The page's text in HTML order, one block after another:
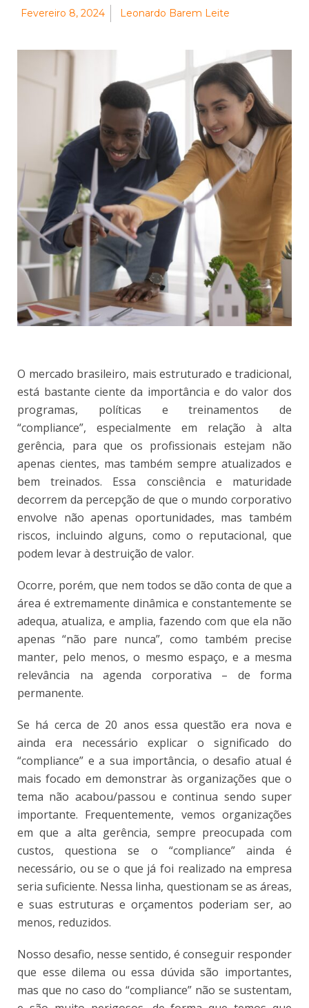
Fevereiro 8, 2024 Leonardo Barem Leite
O mercado brasileiro, mais estruturado e tradicional,
está bastante ciente da importância e do valor dos
programas, políticas e treinamentos de
“compliance”, especialmente em relação à alta
gerência, para que os profissionais estejam não
apenas cientes, mas também sempre atualizados e
bem treinados. Essa consciência e maturidade
decorrem da percepção de que o mundo corporativo
envolve não apenas oportunidades, mas também
riscos, incluindo alguns, como o reputacional, que
podem levar à destruição de valor.
Ocorre, porém, que nem todos se dão conta de que a
área é extremamente dinâmica e constantemente se
adequa, atualiza, e amplia, fazendo com que ela não
apenas “não pare nunca”, como também precise
manter, pelo menos, o mesmo espaço, e a mesma
relevância na agenda corporativa – de forma
permanente.
Se há cerca de 20 anos essa questão era nova e
ainda era necessário explicar o significado do
“compliance” e a sua importância, o desafio atual é
mais focado em demonstrar às organizações que o
tema não acabou/passou e continua sendo super
importante. Frequentemente, vemos organizações
em que a alta gerência, sempre preocupada com
custos, questiona se o “compliance” ainda é
necessário, ou se o que já foi realizado na empresa
seria suficiente. Nessa linha, questionam se as áreas,
e suas estruturas e orçamentos poderiam ser, ao
menos, reduzidos.
Nosso desafio, nesse sentido, é conseguir responder
que esse dilema ou essa dúvida são importantes,
mas que no caso do “compliance” não se sustentam,